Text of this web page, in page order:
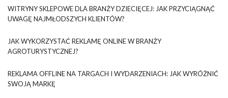
WITRYNY SKLEPOWE DLA BRANŻY DZIECIĘCEJ: JAK PRZYCIĄGNĄĆ
UWAGĘ NAJMŁODSZYCH KLIENTÓW?
JAK WYKORZYSTAĆ REKLAMĘ ONLINE W BRANŻY
AGROTURYSTYCZNEJ?
REKLAMA OFFLINE NA TARGACH I WYDARZENIACH: JAK WYRÓŻNIĆ
SWOJĄ MARKĘ